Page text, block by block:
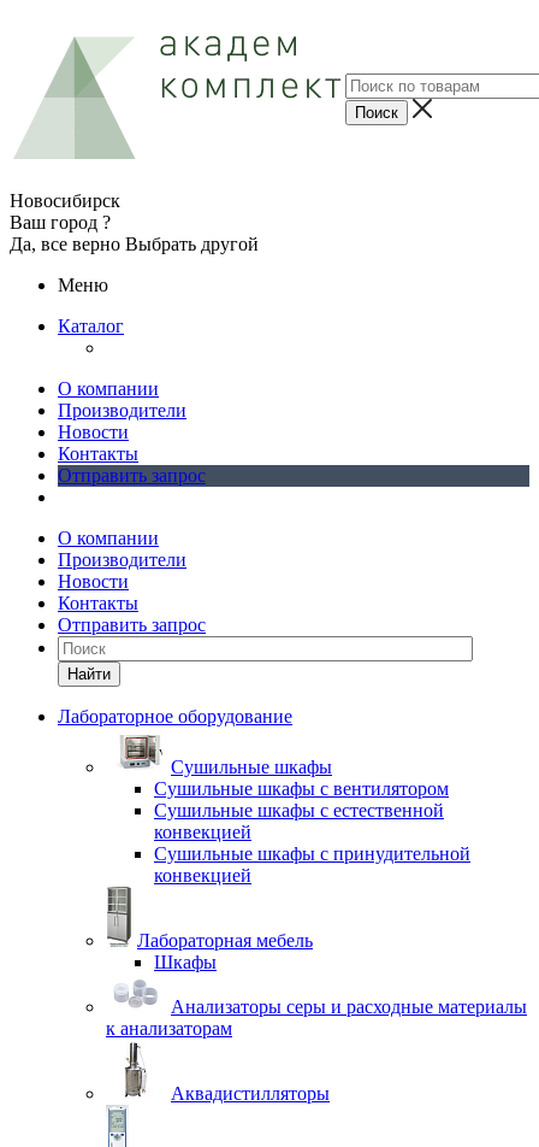
Новосибирск
Ваш город ?
Да, все верно Выбрать другой
Меню
Каталог
О компании
Производители
Новости
Контакты
Отправить запрос
О компании
Производители
Новости
Контакты
Отправить запрос
Найти
Лабораторное оборудование
Cушильные шкафы
Сушильные шкафы с вентилятором
Сушильные шкафы с естественной
конвекцией
Сушильные шкафы с принудительной
конвекцией
Лабораторная мебель
Шкафы
Анализаторы серы и расходные материалы
к анализаторам
Аквадистилляторы